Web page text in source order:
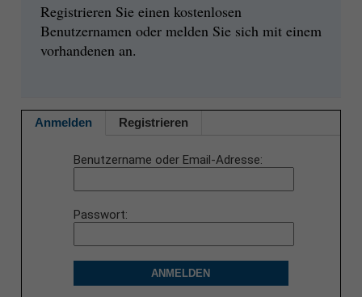
Registrieren Sie einen kostenlosen
Benutzernamen oder melden Sie sich mit einem
vorhandenen an.
Anmelden Registrieren
Benutzername oder Email-Adresse
Passwort
ANMELDEN